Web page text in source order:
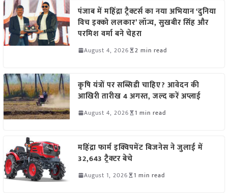
पंजाब में महिंद्रा ट्रैक्टर्स का नया अभियान ‘दुनिया
विच इक्को ललकार’ लॉन्च, सुखबीर सिंह और
परमिश वर्मा बने चेहरा
August 4, 2026 2 min read
कृषि यंत्रों पर सब्सिडी चाहिए? आवेदन की
आखिरी तारीख 4 अगस्त, जल्द करें अप्लाई
August 4, 2026 1 min read
महिंद्रा फार्म इक्विपमेंट बिजनेस ने जुलाई में
32,643 ट्रैक्टर बेचे
August 1, 2026 1 min read